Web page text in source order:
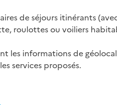
de séjours itinérants
roulottes ou voiliers
les informations de
services proposés.